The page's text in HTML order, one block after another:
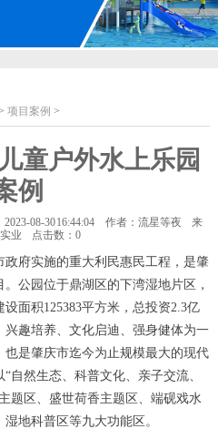
项目案例 >
童户外水上乐园
例
08-30 16:44:04 作者：流星等夜
来
业
点击数：0
府实施的重大利民惠民工程，是肇
公园位于鼎湖区的下湾湿地片区，
面积125383平方米，总投资2.3亿
趣培养、文化启迪、强身健体为一
是肇庆市迄今为止规模最大的现代
自然生态、科普文化、亲子交流、
题区、盛世荷香主题区、端砚戏水
地科普区等九大功能区。